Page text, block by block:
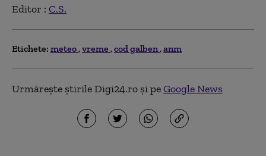
Editor : C.S.
Etichete: meteo vreme cod galben anm
Urmărește știrile Digi24.ro și peGoogle News